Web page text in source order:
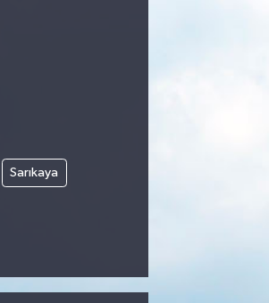
Sarıkaya